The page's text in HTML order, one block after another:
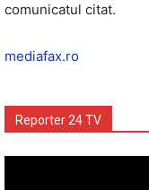
comunicatul citat.
mediafax.ro
Reporter 24 TV